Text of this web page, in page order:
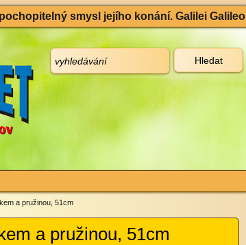
smysl jejího konání. Galilei Galileo
a pružinou, 51cm
a pružinou, 51cm